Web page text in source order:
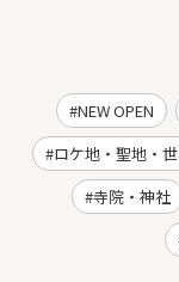
NEW OPEN
ロケ地・聖地・
寺院・神社